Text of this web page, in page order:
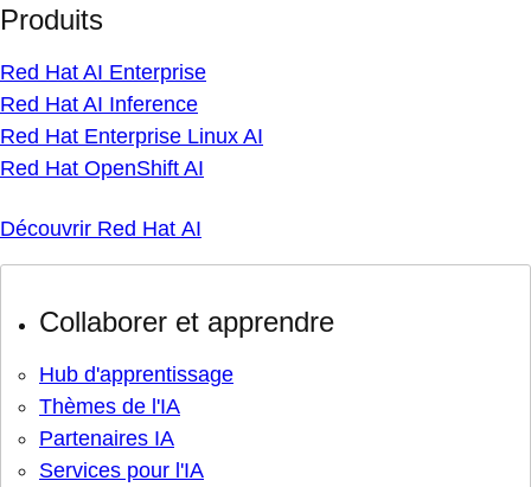
Produits
Red Hat AI Enterprise
Red Hat AI Inference
Red Hat Enterprise Linux AI
Red Hat OpenShift AI
Découvrir Red Hat AI
Collaborer et apprendre
Hub d'apprentissage
Thèmes de l'IA
Partenaires IA
Services pour l'IA